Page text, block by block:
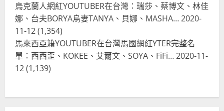
烏克蘭人網紅YOUTUBER在台灣：瑞莎、蔡博文、林佳
娜、台夫BORYA烏妻TANYA、貝娜、MASHA…2020-
11-12(1,354)
馬來西亞籍YOUTUBER在台灣馬國網紅YTER完整名
單：西西歪、KOKEE、艾爾文、SOYA、FiFi…2020-11-
12(1,139)